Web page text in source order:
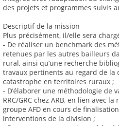
des projets et programmes suivis
Descriptif de la mission
Plus précisément, il/elle sera
- De réaliser un benchmark des
retenues par les autres bailleurs
rural, ainsi qu’une recherche
travaux pertinents au regard de la
catastrophe en territoires ruraux ;
- D’élaborer une méthodologie de
RRC/GRC chez ARB, en lien avec
groupe AFD en cours de
interventions de la division ;